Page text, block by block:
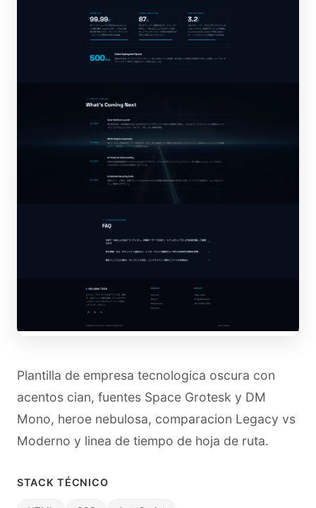
Plantilla de empresa tecnologica oscura con
acentos cian, fuentes Space Grotesk y DM
Mono, heroe nebulosa, comparacion Legacy vs
Moderno y linea de tiempo de hoja de ruta.
STACK TÉCNICO